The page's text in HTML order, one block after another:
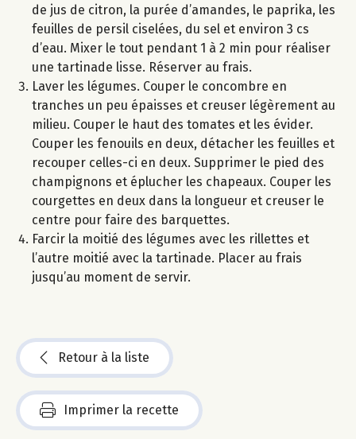
de jus de citron, la purée d’amandes, le paprika, les
feuilles de persil ciselées, du sel et environ 3 cs
d’eau. Mixer le tout pendant 1 à 2 min pour réaliser
une tartinade lisse. Réserver au frais.
Laver les légumes. Couper le concombre en
tranches un peu épaisses et creuser légèrement au
milieu. Couper le haut des tomates et les évider.
Couper les fenouils en deux, détacher les feuilles et
recouper celles-ci en deux. Supprimer le pied des
champignons et éplucher les chapeaux. Couper les
courgettes en deux dans la longueur et creuser le
centre pour faire des barquettes.
Farcir la moitié des légumes avec les rillettes et
l’autre moitié avec la tartinade. Placer au frais
jusqu’au moment de servir.
Retour à la liste
Imprimer la recette